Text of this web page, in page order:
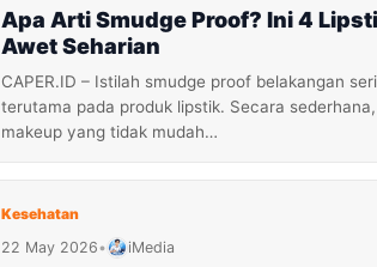
Apa Arti Smudge Proof? Ini 4
Awet Seharian
CAPER.ID – Istilah smudge proof belakangan
terutama pada produk lipstik. Secara
makeup yang tidak mudah…
Kesehatan
22 May 2026• iMedia